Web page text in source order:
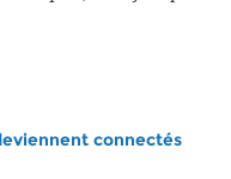
connectés